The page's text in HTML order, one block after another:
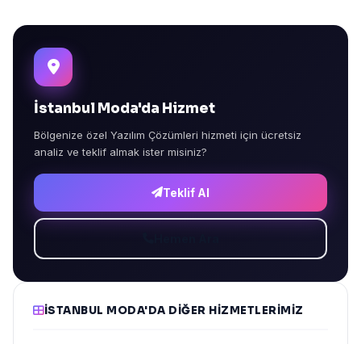
İstanbul Moda'da Hizmet
Bölgenize özel Yazılım Çözümleri hizmeti için ücretsiz
analiz ve teklif almak ister misiniz?
Teklif Al
İSTANBUL MODA'DA DIĞER HIZMETLERIMIZ